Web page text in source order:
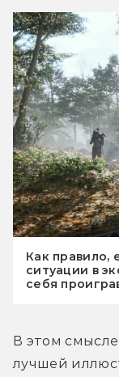
Как правило,
ситуации в
себя
В этом
лучшей